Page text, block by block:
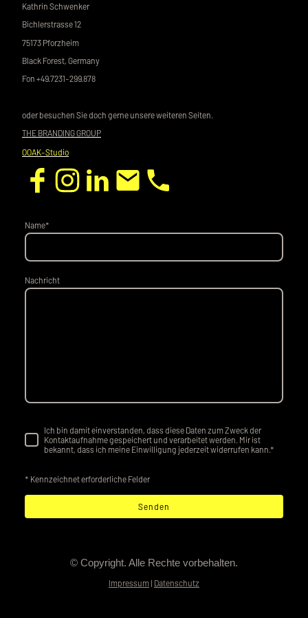
Kathrin Schwenker
Bichlerstrasse 12
75173 Pforzheim
Black Forest, Germany
Fon +49.7231-299.878
oder besuchen Sie doch gerne unsere weiteren Seiten.
THE BRANDING GROUP
OOAK-Studio
Name*
Nachricht
Ich bin damit einverstanden, dass diese Daten zum Zweck der
Kontaktaufnahme gespeichert und verarbeitet werden. Mir ist
bekannt, dass ich meine Einwilligung jederzeit widerrufen kann.*
* Kennzeichnet erforderliche Felder
Senden
© Copyright. Alle Rechte vorbehalten.
Impressum | Datenschutz